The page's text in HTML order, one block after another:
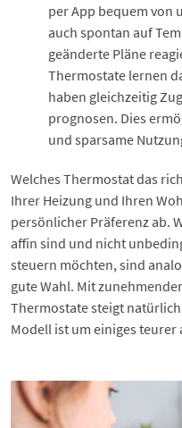
per App bequem von
auch spontan auf
geänderte Pläne
Thermostate lernen
haben gleichzeitig
prognosen. Dies
und sparsame
Welches Thermostat das
Ihrer Heizung und Ihren
persönlicher Präferenz ab.
affin sind und nicht
steuern möchten, sind
gute Wahl. Mit
Thermostate steigt
Modell ist um einiges teurer